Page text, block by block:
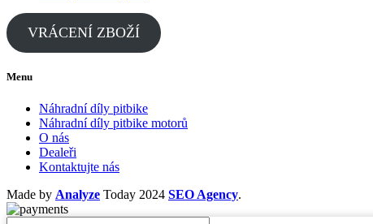
VRÁCENÍ ZBOŽÍ
Menu
Náhradní díly pitbike
Náhradní díly pitbike motorů
O nás
Dealeři
Kontaktujte nás
Made by Analyze Today 2024 SEO Agency.